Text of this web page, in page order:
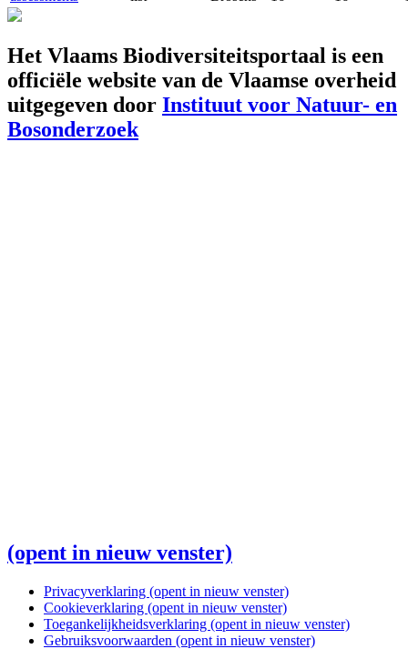
Het Vlaams Biodiversiteitsportaal is een
officiële website van de Vlaamse overheid
uitgegeven door Instituut voor Natuur- en
Bosonderzoek
(opent in nieuw venster)
Privacyverklaring (opent in nieuw venster)
Cookieverklaring (opent in nieuw venster)
Toegankelijkheidsverklaring (opent in nieuw venster)
Gebruiksvoorwaarden (opent in nieuw venster)